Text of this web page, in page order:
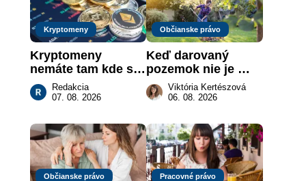
Kryptomeny
Kryptomeny
nemáte tam kde si
myslíte: Viete, kde
sa naozaj
Redakcia
07. 08. 2026
Občianske právo
Keď darovaný
pozemok nie je
„hotová vec“: kedy
môže darca žiadať
Viktória Kertészová
06. 08. 2026
Občianske právo Pracovné právo